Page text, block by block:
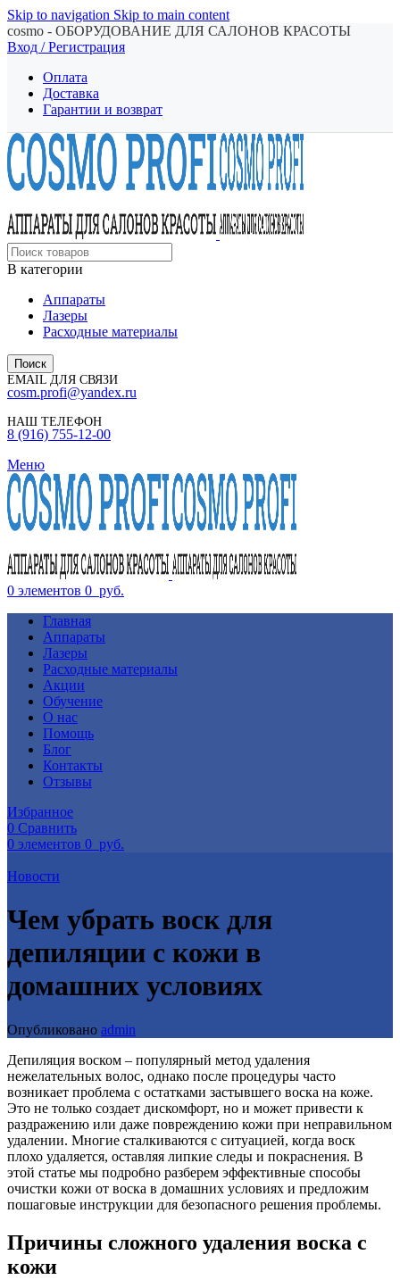
Skip to navigation Skip to main content
cosmo - ОБОРУДОВАНИЕ ДЛЯ САЛОНОВ КРАСОТЫ
Вход / Регистрация
Оплата
Доставка
Гарантии и возврат
В категории
Аппараты
Лазеры
Расходные материалы
Поиск
EMAIL ДЛЯ СВЯЗИ
cosm.profi@yandex.ru
НАШ ТЕЛЕФОН
8 (916) 755-12-00
Меню
0 элементов 0 руб.
Главная
Аппараты
Лазеры
Расходные материалы
Акции
Обучение
О нас
Помощь
Блог
Контакты
Отзывы
Избранное
0 Сравнить
0 элементов 0 руб.
Новости
Чем убрать воск для
депиляции с кожи в
домашних условиях
Опубликовано admin
Депиляция воском – популярный метод удаления
нежелательных волос, однако после процедуры часто
возникает проблема с остатками застывшего воска на коже.
Это не только создает дискомфорт, но и может привести к
раздражению или даже повреждению кожи при неправильном
удалении. Многие сталкиваются с ситуацией, когда воск
плохо удаляется, оставляя липкие следы и покраснения. В
этой статье мы подробно разберем эффективные способы
очистки кожи от воска в домашних условиях и предложим
пошаговые инструкции для безопасного решения проблемы.
Причины сложного удаления воска с
кожи